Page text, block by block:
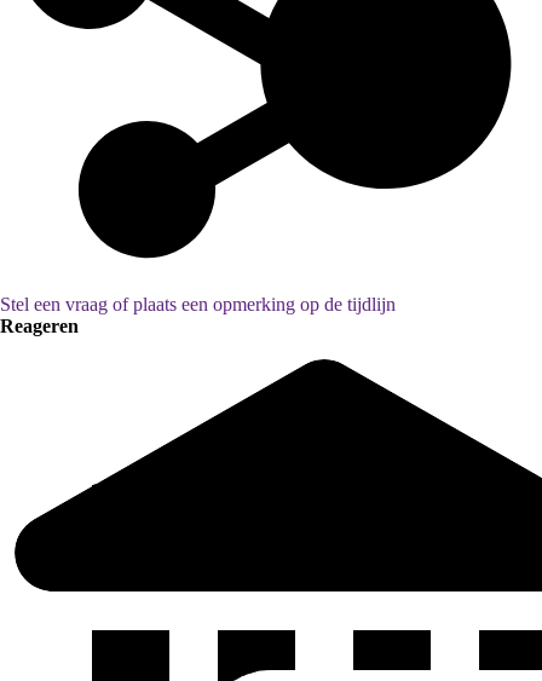
Stel een vraag of plaats een opmerking op de tijdlijn
Reageren